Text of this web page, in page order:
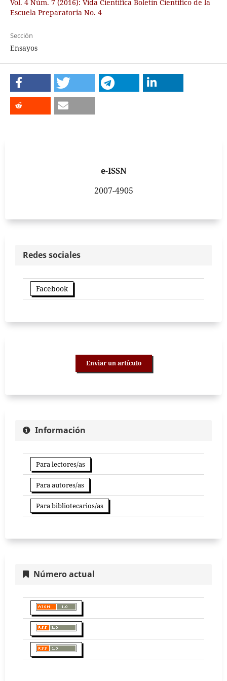
Vol. 4 Núm. 7 (2016): Vida Científica Boletín Científico de la
Escuela Preparatoria No. 4
Sección
Ensayos
e-ISSN
2007-4905
Redes sociales
Facebook
Enviar un artículo
Información
Para lectores/as
Para autores/as
Para bibliotecarios/as
Número actual